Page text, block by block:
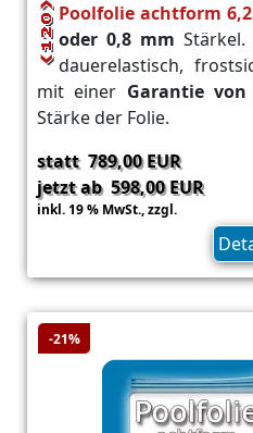
Poolfolie achtform
oder 0,8 mm
dauerelastisch,
mit einer Garantie
Stärke der Folie.
statt 789,00 EUR
jetzt ab 598,00 EUR
inkl. 19 % MwSt.,zzgl.
-21%